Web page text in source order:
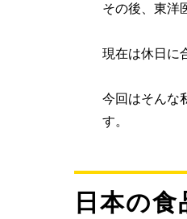
その後、東洋
現在は休日に
今回はそんな
す。
日本の